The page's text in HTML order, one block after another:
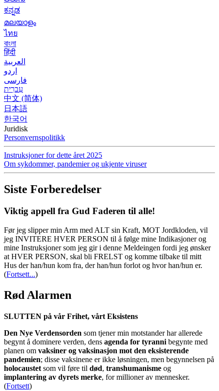
ಕನ್ನಡ
മലയാളം
ไทย
বাংলা
हिंदी
العربية
اردو
فارسی
עִברִית
中文 (简体)
日本語
한국어
Juridisk
Personvernspolitikk
Instruksjoner for dette året 2025
Om sykdommer, pandemier og ukjente viruser
Siste Forberedelser
Viktig appell fra Gud Faderen til alle!
Før jeg slipper min Arm med ALT sin Kraft, MOT Jordkloden, vil
jeg INVITERE HVER PERSON til å følge mine Indikasjoner og
mine Instruksjoner som jeg gir i denne Meldeingen fordi jeg ønsker
at HVER PERSON, skal bli FRELST og komme tilbake til mitt
Hus der han/hun kom fra, der han/hun forlot og hvor han/hun er.
(Fortsett...)
Rød Alarmen
SLUTTEN på vår Frihet, vårt Eksistens
Den Nye Verdensorden som tjener min motstander har allerede
begynt å dominere verden, dens agenda for tyranni begynte med
planen om vaksiner og vaksinasjon mot den eksisterende
pandemien; disse vaksinene er ikke løsningen, men begynnelsen på
holocaustet som vil føre til død, transhumanisme og
implantering av dyrets merke, for millioner av mennesker.
(Fortsett)